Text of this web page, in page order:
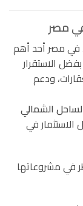
مصر
في مصر أحد أهم
الاستقرار
ودعم
الشمالي
الاستثمار في
في مشروعاتها